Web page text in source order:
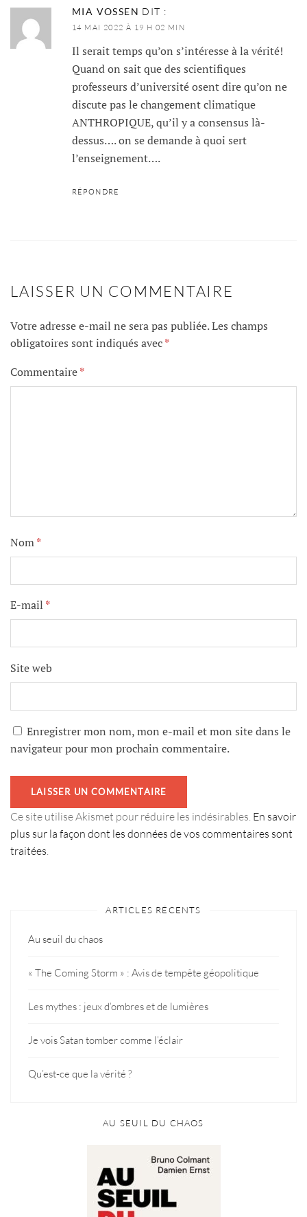
MIA VOSSEN DIT :
14 MAI 2022 À 19 H 02 MIN
Il serait temps qu’on s’intéresse à la vérité!
Quand on sait que des scientifiques
professeurs d’université osent dire qu’on ne
discute pas le changement climatique
ANTHROPIQUE, qu’il y a consensus là-
dessus…. on se demande à quoi sert
l’enseignement….
RÉPONDRE
LAISSER UN COMMENTAIRE
Votre adresse e-mail ne sera pas publiée.Les champs
obligatoires sont indiqués avec*
Commentaire*
Nom*
E-mail *
Site web
Enregistrer mon nom, mon e-mail et mon site dans le
navigateur pour mon prochain commentaire.
Ce site utilise Akismet pour réduire les indésirables. En savoir
plus sur la façon dont les données de vos commentaires sont
traitées.
ARTICLES RÉCENTS
Au seuil du chaos
« The Coming Storm » : Avis de tempête géopolitique
Les mythes : jeux d’ombres et de lumières
Je vois Satan tomber comme l’éclair
Qu’est-ce que la vérité ?
AU SEUIL DU CHAOS